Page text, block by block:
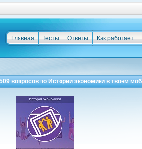
Как работает
Ответы
Тесты
Главная
509вопросов поИстории экономикив твоем